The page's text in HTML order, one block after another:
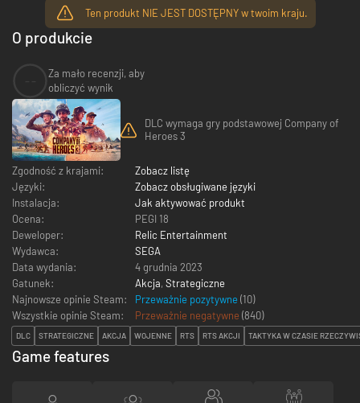
Ten produkt NIE JEST DOSTĘPNY w twoim kraju.
O produkcie
Za mało recenzji, aby
obliczyć wynik
DLC wymaga gry podstawowej Company of
Heroes 3
Zgodność z krajami:
Zobacz listę
Języki:
Zobacz obsługiwane języki
Instalacja:
Jak aktywować produkt
Ocena:
PEGI 18
Deweloper:
Relic Entertainment
Wydawca:
SEGA
Data wydania:
4 grudnia 2023
Gatunek:
Akcja, Strategiczne
Najnowsze opinie Steam:
Przeważnie pozytywne (10)
Wszystkie opinie Steam:
Przeważnie negatywne (840)
DLC STRATEGICZNE AKCJA WOJENNE RTS RTS AKCJI TAKTYKA W CZASIE
Game features